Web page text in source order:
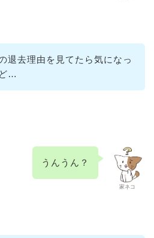
退去理由を見てたら気になっ
…
家ネコ
うんうん？